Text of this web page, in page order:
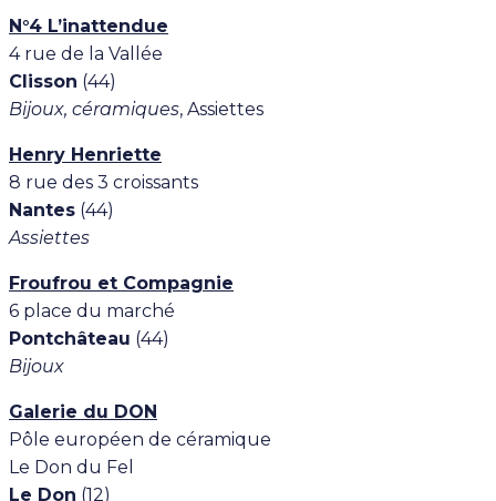
N°4 L’inattendue
4 rue de la Vallée
Clisson (44)
Bijoux, céramiques, Assiettes
Henry Henriette
8 rue des 3 croissants
Nantes (44)
Assiettes
Froufrou et Compagnie
6 place du marché
Pontchâteau (44)
Bijoux
Galerie du DON
Pôle européen de céramique
Le Don du Fel
Le Don (12)